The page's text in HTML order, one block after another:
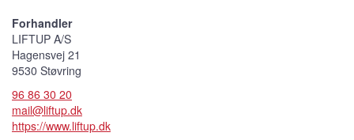
Forhandler
LIFTUP A/S
Hagensvej 21
9530 Støvring
96 86 30 20
mail@liftup.dk
https://www.liftup.dk